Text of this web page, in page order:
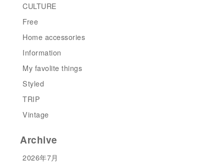
CULTURE
Free
Home accessories
Information
My favolite things
Styled
TRIP
Vintage
Archive
2026年7月